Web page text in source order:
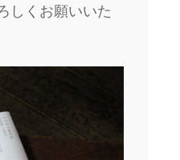
しくお願いいた